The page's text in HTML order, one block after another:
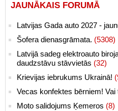
JAUNĀKAIS FORUMĀ
Latvijas Gada auto 2027 -
Šofera dienasgrāmata. (5308)
Latvijā sadeg elektroauto
daudzstāvu stāvvietās (32)
Krievijas iebrukums Ukrainā!
Vecas konfektes bērniem! Vai
Moto salidojums Ķemeros (8)